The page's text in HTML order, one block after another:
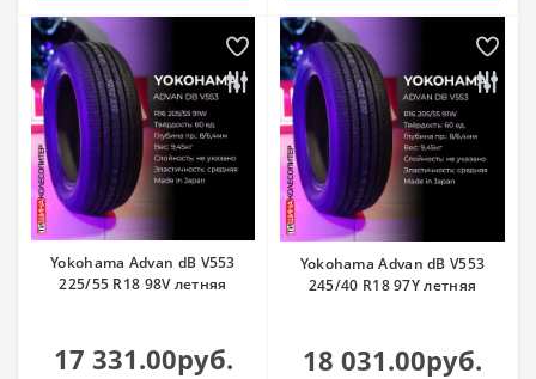
Yokohama Advan dB V553
225/55 R18 98V летняя
17 331.00руб.
Yokohama Advan dB V553
245/40 R18 97Y летняя
18 031.00руб.